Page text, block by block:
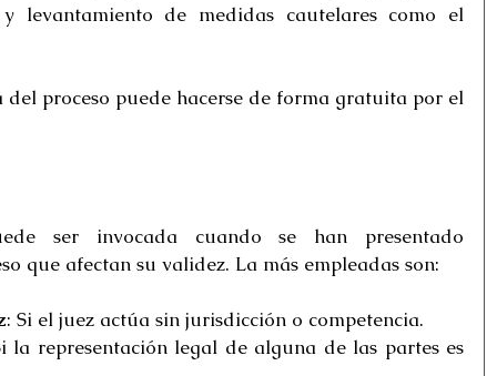
levantamiento de medidas cautelares como el
proceso puede hacerse de forma gratuita por el
ser invocada cuando se han presentado
que afectan su validez. La más empleadas son:
: Si el juez actúa sin jurisdicción o competencia.
la representación legal de alguna de las partes es